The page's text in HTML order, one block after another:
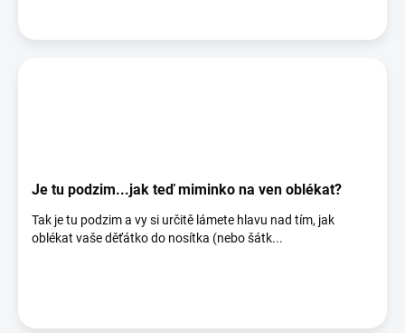
Je tu podzim...jak teď miminko na ven oblékat?
Tak je tu podzim a vy si určitě lámete hlavu nad tím, jak
oblékat vaše děťátko do nosítka (nebo šátk...